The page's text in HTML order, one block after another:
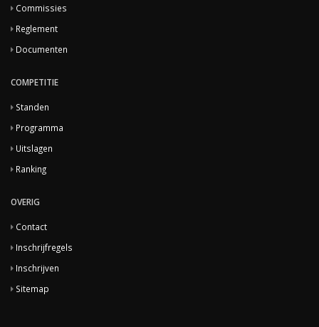
Commissies
Reglement
Documenten
COMPETITIE
Standen
Programma
Uitslagen
Ranking
OVERIG
Contact
Inschrijfregels
Inschrijven
Sitemap